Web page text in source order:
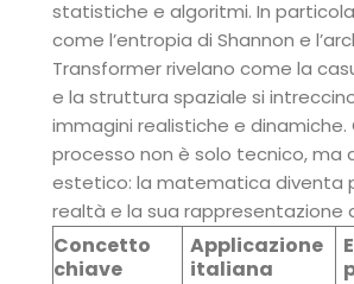
statistiche e algoritmi. In
come l’entropia di Shannon e
Transformer rivelano come la
e la struttura spaziale si
immagini realistiche e dinamiche.
processo non è solo tecnico, ma
estetico: la matematica diventa
realtà e la sua rappresentazione
Concetto
chiave
Applicazione
italiana